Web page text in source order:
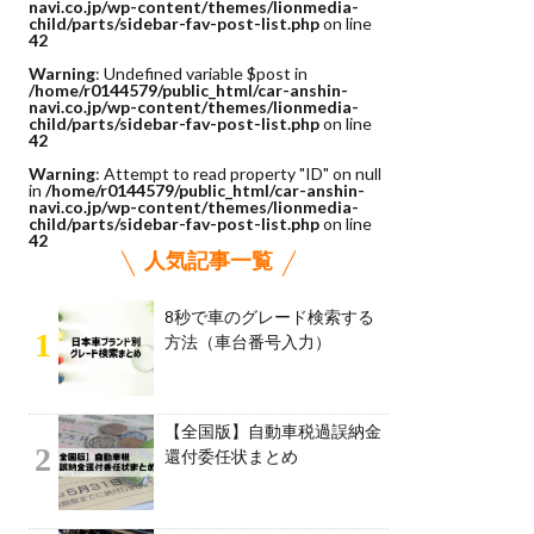
navi.co.jp/wp-content/themes/lionmedia-
child/parts/sidebar-fav-post-list.phpon line
42
Warning: Undefined variable $post in
/home/r0144579/public_html/car-anshin-
navi.co.jp/wp-content/themes/lionmedia-
child/parts/sidebar-fav-post-list.phpon line
42
Warning: Attempt to read property "ID" on null
in /home/r0144579/public_html/car-anshin-
navi.co.jp/wp-content/themes/lionmedia-
child/parts/sidebar-fav-post-list.phpon line
42
人気記事一覧
1
8秒で車のグレード検索する
方法（車台番号入力）
2
【全国版】自動車税過誤納金
還付委任状まとめ